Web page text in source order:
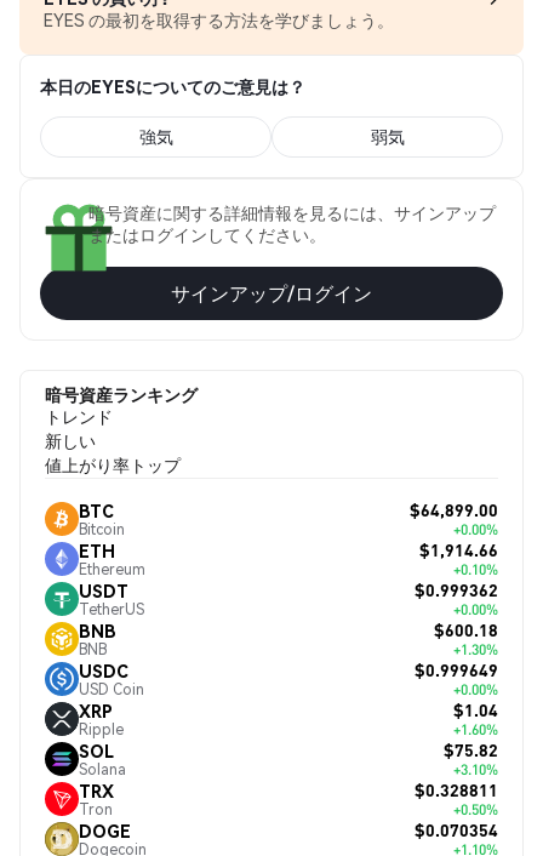
EYES の最初を取得する方法を学びましょう。
本日のEYESについてのご意見は？
強気 弱気
暗号資産に関する詳細情報を見るには、サインアップ
またはログインしてください。
サインアップ/ログイン
暗号資産ランキング
トレンド
新しい
値上がり率トップ
BTC
Bitcoin
$64,899.00
+0.00%
ETH
Ethereum
$1,914.66
+0.10%
USDT
TetherUS
$0.999362
+0.00%
BNB
BNB
$600.18
+1.30%
USDC
USD Coin
$0.999649
+0.00%
XRP
Ripple
$1.04
+1.60%
SOL
Solana
$75.82
+3.10%
TRX
Tron
$0.328811
+0.50%
DOGE
Dogecoin
$0.070354
+1.10%